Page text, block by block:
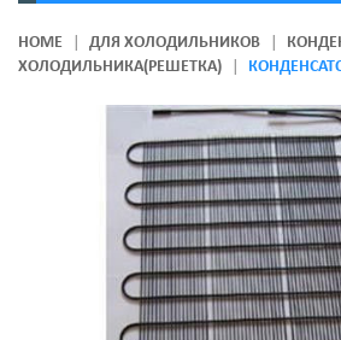
ГЛАВНАЯ
НОВОСТИ
КОНТАКТЫ
HOME ДЛЯ ХОЛОДИЛЬНИКОВ
ХОЛОДИЛЬНИКА(РЕШЕТКА)